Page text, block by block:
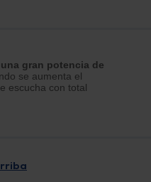
gran potencia de
se aumenta el
escucha con total